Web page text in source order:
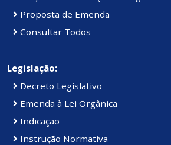
Proposta de Emenda
Consultar Todos
Legislação:
Decreto Legislativo
Emenda à Lei Orgânica
Indicação
Instrução Normativa